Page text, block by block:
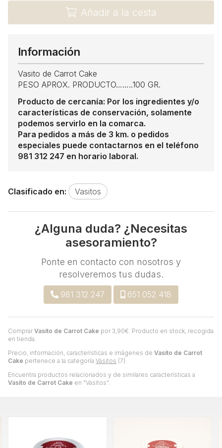
Añadir a la cesta
Comprar Vasito de Carrot Cake por 3,90€. Producto en stock, recogida
en tienda.
Precio, información, características e imágenes de Vasito de Carrot
Cake pertenece a la categoría Vasitos (7).
Encuentra productos relacionados y de similares características a
Vasito de Carrot Cake en "Vasitos".
Información
Vasito de Carrot Cake
PESO APROX. PRODUCTO……..100 GR.
Producto de cercanía: Por los ingredientes y/o
características de conservación, solamente
podemos servirlo en la comarca.
Para pedidos a más de 3 km. o pedidos
especiales puede contactarnos en el teléfono
981 312 247 en horario laboral.
Clasificado en: Vasitos
¿Alguna duda? ¿Necesitas
asesoramiento?
Ponte en contacto con nosotros y
resolveremos tus dudas.
981 312 247 651 052 418